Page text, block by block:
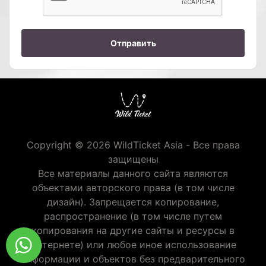
Отправить
Copyright © 2026 WildTicket Asia - Все права
защищены
Все материалы данного сайта являются
объектами авторского права (в том числе
дизайн). Запрещается копирование,
распространение (в том числе путем
копирования на другие сайты и ресурсы в
Интернете) или любое иное использование
информации и объектов без предварительного